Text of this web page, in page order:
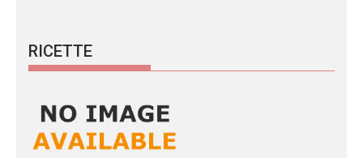
RICETTE